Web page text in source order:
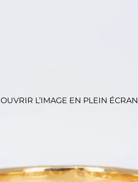
OUVRIR L’IMAGE EN PLEIN ÉCRAN